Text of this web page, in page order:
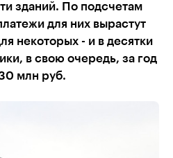
зданий. По подсчетам
для них вырастут
некоторых - и в десятки
в свою очередь, за год
млн руб.